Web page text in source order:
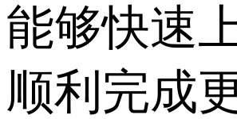
能够快速
顺利完成